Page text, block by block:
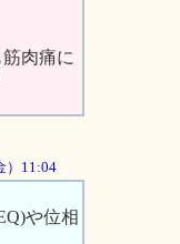
肉痛に
）11:04
や位相